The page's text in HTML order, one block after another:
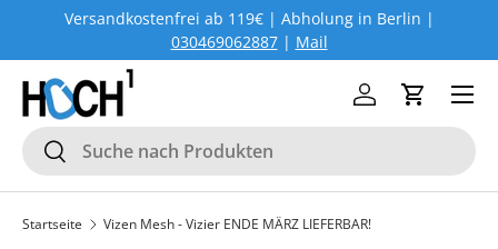
DIREKT ZUM INHALT
Versandkostenfrei ab 119€ | Abholung in Berlin |
030469062887| Mail
Suchen
Suchen
Einloggen
Menü
Startseite Vizen Mesh - Vizier ENDE MÄRZ LIEFERBAR!